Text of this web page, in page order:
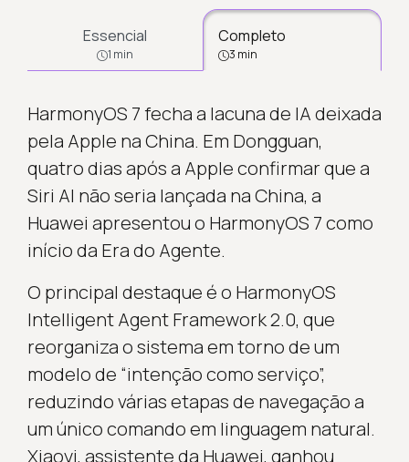
Essencial
1 min
Completo
3 min
HarmonyOS 7 fecha a lacuna de IA deixada
pela Apple na China. Em Dongguan,
quatro dias após a Apple confirmar que a
Siri AI não seria lançada na China, a
Huawei apresentou o HarmonyOS 7 como
início da Era do Agente.
O principal destaque é o HarmonyOS
Intelligent Agent Framework 2.0, que
reorganiza o sistema em torno de um
modelo de “intenção como serviço”,
reduzindo várias etapas de navegação a
um único comando em linguagem natural.
Xiaoyi, assistente da Huawei, ganhou